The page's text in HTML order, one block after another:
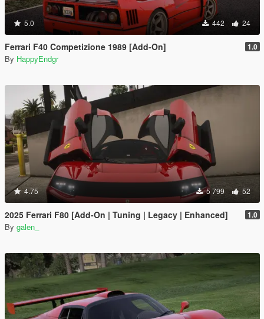
5.0 442 24
Ferrari F40 Competizione 1989 [Add-On] 1.0
By HappyEndgr
4.75 5 799 52
2025 Ferrari F80 [Add-On | Tuning | Legacy | Enhanced] 1.0
By galen_